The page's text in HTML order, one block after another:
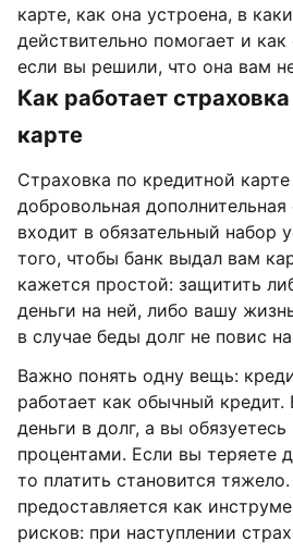
карте, как она устроена, в
действительно помогает и как
если вы решили, что она вам
Как работает
карте
Страховка по кредитной
добровольная
входит в обязательный набор
того, чтобы банк выдал вам
кажется простой: защитить
деньги на ней, либо вашу
в случае беды долг не повис
Важно понять одну вещь:
работает как обычный кредит.
деньги в долг, а вы
процентами. Если вы теряете
то платить становится
предоставляется как
рисков: при наступлении